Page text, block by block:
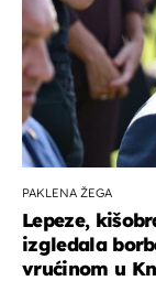
PAKLENA ŽEGA
Lepeze,
izgledala
vrućinom u